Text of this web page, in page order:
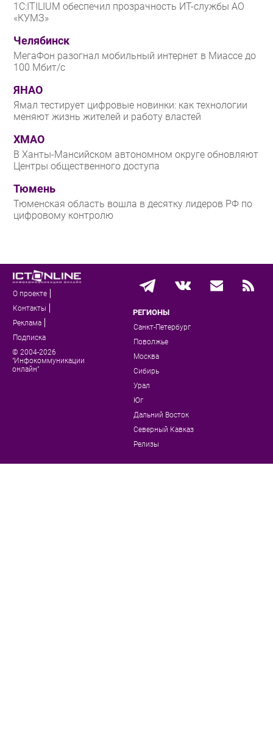
1С:ITILIUM обеспечил прозрачность ИТ-службы АО
«КУМЗ»
Челябинск
МегаФон разогнал мобильный интернет в Миассе до
100 Мбит/с
ЯНАО
Ямал тестирует цифровые новинки: как технологии
меняют жизнь жителей и работу властей
ХМАО
В Ханты-Мансийском автономном округе обновляют
Центры общественного доступа
Тюмень
Тюменская область вошла в десятку лидеров РФ по
цифровому контролю
О проекте
Контакты
Реклама
Подписка
© 2004-2026
"Инфокоммуникации
онлайн"
РЕГИОНЫ
Санкт-Петербург
Поволжье
Москва
Сибирь
Урал
Юг
Дальний Восток
Северный Кавказ
Релизы